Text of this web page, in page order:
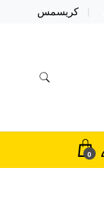
کریسمس
0